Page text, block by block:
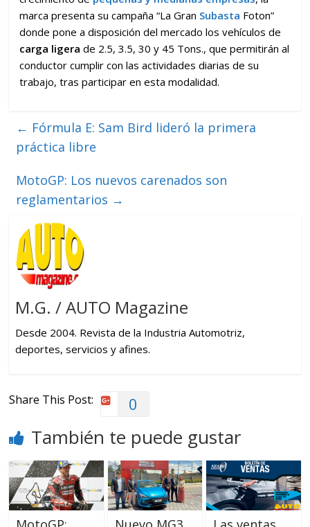
marca presenta su campaña “La Gran Subasta Foton”
donde pone a disposición del mercado los vehículos de
carga ligera de 2.5, 3.5, 30 y 45 Tons., que permitirán al
conductor cumplir con las actividades diarias de su
trabajo, tras participar en esta modalidad.
← Fórmula E: Sam Bird lideró la primera
práctica libre
MotoGP: Los nuevos carenados son
reglamentarios →
M.G. / AUTO Magazine
Desde 2004. Revista de la Industria Automotriz,
deportes, servicios y afines.
Share This Post: 0
También te puede gustar